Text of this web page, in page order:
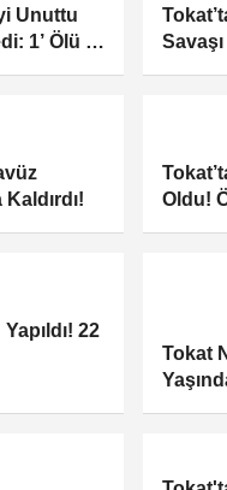
Unuttu
1’ Ölü 1
Oldu!
22
Tokat